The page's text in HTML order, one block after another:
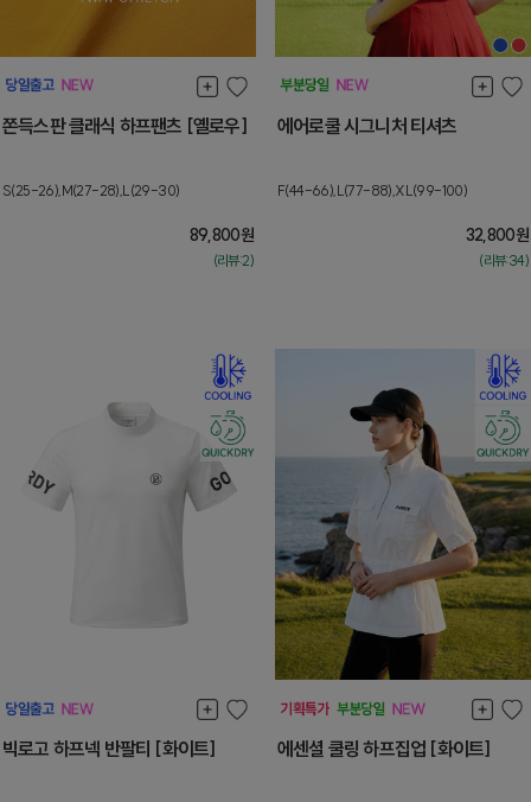
쫀득스판 클래식 하프팬츠 [옐로우]
S(25-26),M(27-28),L(29-30)
89,800원
(리뷰:2)
에어로쿨 시그니처 티셔츠
F(44-66),L(77-88),XL(99-100)
32,800원
(리뷰:34)
빅로고 하프넥 반팔티 [화이트] 에센셜 쿨링 하프집업 [화이트]